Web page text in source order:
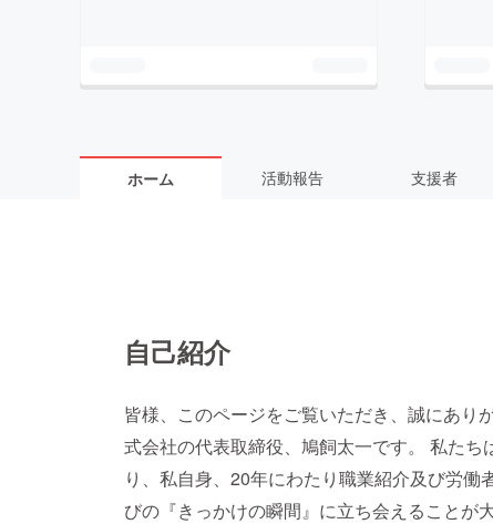
ホーム 活動報告 支援者
自己紹介
皆様、このページをご覧いただき、誠にあり
式会社の代表取締役、鳩飼太一です。 私た
り、私自身、20年にわたり職業紹介及び労
びの『きっかけの瞬間』に立ち会えることが